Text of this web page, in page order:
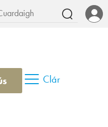
Clár